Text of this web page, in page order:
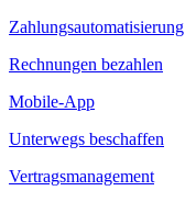
Zahlungsautomatisierung
Rechnungen bezahlen
Mobile-App
Unterwegs beschaffen
Vertragsmanagement